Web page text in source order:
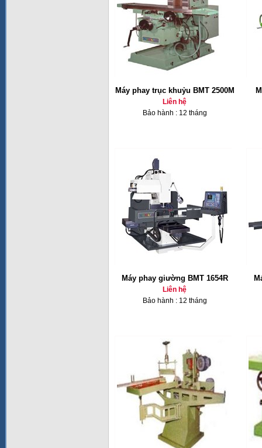
Máy phay trục khuỷu BMT 2500M
Liên hệ
Bảo hành : 12 tháng
Máy phay giường BMT 1654R
Liên hệ
Bảo hành : 12 tháng